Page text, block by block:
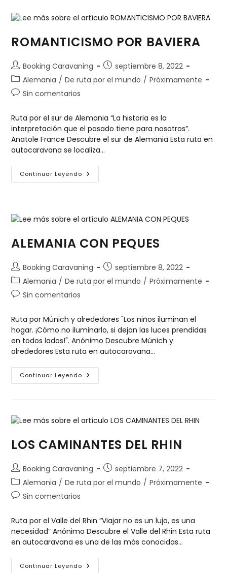
ROMANTICISMO POR BAVIERA
Booking Caravaning
septiembre 8, 2022
Alemania / De ruta por el mundo / Próximamente
Sin comentarios
Ruta por el sur de Alemania “La historia es la
interpretación que el pasado tiene para nosotros”.
Anatole France Descubre el sur de Alemania Esta ruta en
autocaravana se localiza…
Continuar Leyendo
ALEMANIA CON PEQUES
Booking Caravaning
septiembre 8, 2022
Alemania / De ruta por el mundo / Próximamente
Sin comentarios
Ruta por Múnich y alrededores "Los niños iluminan el
hogar. ¡Cómo no iluminarlo, si dejan las luces prendidas
en todos lados!". Anónimo Descubre Múnich y
alrededores Esta ruta en autocaravana…
Continuar Leyendo
LOS CAMINANTES DEL RHIN
Booking Caravaning
septiembre 7, 2022
Alemania / De ruta por el mundo / Próximamente
Sin comentarios
Ruta por el Valle del Rhin “Viajar no es un lujo, es una
necesidad” Anónimo Descubre el Valle del Rhin Esta ruta
en autocaravana es una de las más conocidas…
Continuar Leyendo